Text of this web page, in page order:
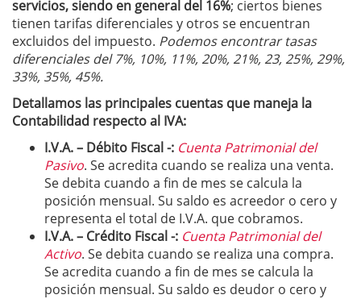
servicios, siendo en general del 16%; ciertos bienes
tienen tarifas diferenciales y otros se encuentran
excluidos del impuesto. Podemos encontrar tasas
diferenciales del 7%, 10%, 11%, 20%, 21%, 23, 25%, 29%,
33%, 35%, 45%.
Detallamos las principales cuentas que maneja la
Contabilidad respecto al IVA:
I.V.A. – Débito Fiscal -: Cuenta Patrimonial del
Pasivo. Se acredita cuando se realiza una venta.
Se debita cuando a fin de mes se calcula la
posición mensual. Su saldo es acreedor o cero y
representa el total de I.V.A. que cobramos.
I.V.A. – Crédito Fiscal -: Cuenta Patrimonial del
Activo. Se debita cuando se realiza una compra.
Se acredita cuando a fin de mes se calcula la
posición mensual. Su saldo es deudor o cero y